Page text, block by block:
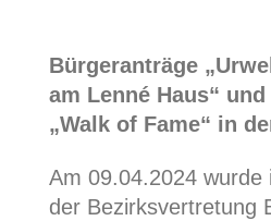
Bürgeranträge
am Lenné Haus“
„Walk of Fame“ in
Am 09.04.2024 wurde
der Bezirksvertretung